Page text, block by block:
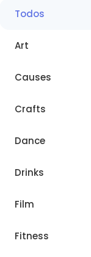
Todos
Art
Causes
Crafts
Dance
Drinks
Film
Fitness